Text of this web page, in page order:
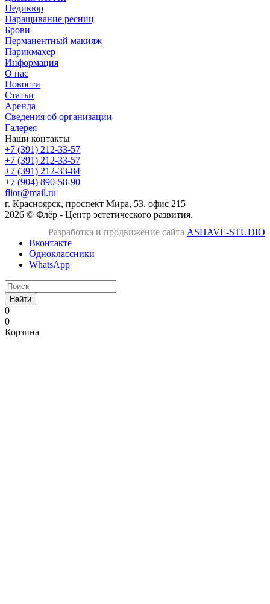
Педикюр
Наращивание ресниц
Брови
Перманентный макияж
Парикмахер
Информация
О нас
Новости
Статьи
Аренда
Сведения об организации
Галерея
Наши контакты
+7 (391) 212-33-57
+7 (391) 212-33-57
+7 (391) 212-33-84
+7 (904) 890-58-90
flior@mail.ru
г. Красноярск, проспект Мира, 53. офис 215
2026 © Флёр - Центр эстетического развития.
Разработка и продвижение сайта ASHAVE-STUDIO
Вконтакте
Одноклассники
WhatsApp
Найти
0
0
Корзина